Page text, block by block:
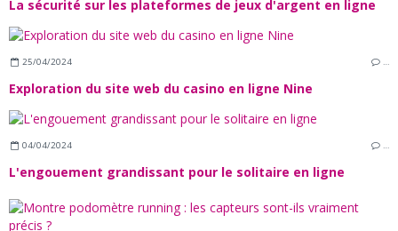
La sécurité sur les plateformes de jeux d'argent en ligne
25/04/2024 …
Exploration du site web du casino en ligne Nine
04/04/2024 …
L'engouement grandissant pour le solitaire en ligne